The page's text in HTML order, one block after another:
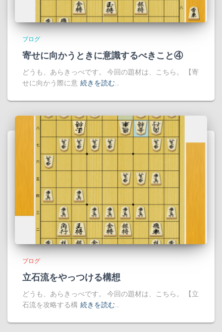
ブログ
寄せに向かうときに意識するべきこと④
どうも、あらきっぺです。 今回の題材は、こちら。 【寄
せに向かう際に意 続きを読む…
ブログ
立石流をやっつける構想
どうも、あらきっぺです。 今回の題材は、こちら。 【立
石流を攻略する構 続きを読む…